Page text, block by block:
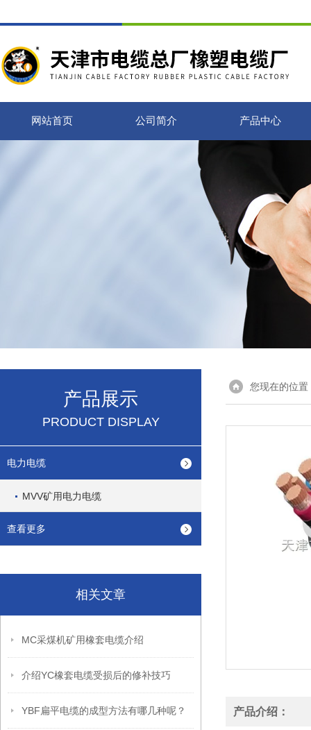
网站首页 公司简介 产品中心
产品展示
PRODUCT DISPLAY
电力电缆
MVV矿用电力电缆
查看更多
相关文章
MC采煤机矿用橡套电缆介绍
介绍YC橡套电缆受损后的修补技巧
YBF扁平电缆的成型方法有哪几种呢？
您现在的位置
产品介绍：